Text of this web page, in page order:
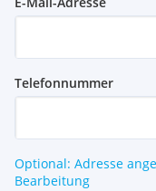
Telefonnummer
Optional: Adresse
Bearbeitung